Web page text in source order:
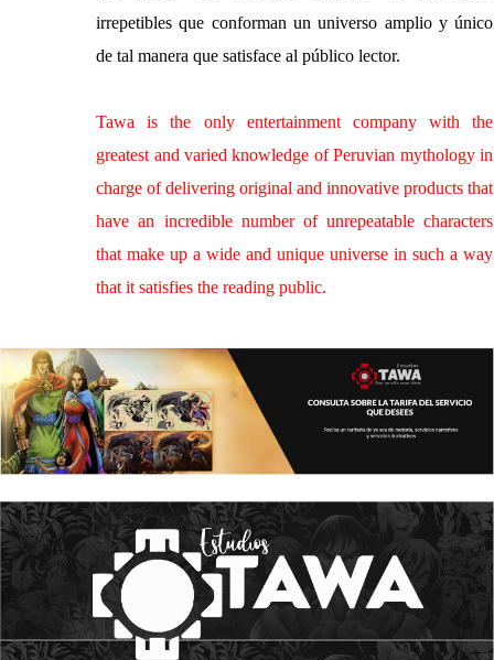
irrepetibles que conforman un universo amplio y único
de tal manera que satisface al público lector.
Tawa is the only entertainment company with the
greatest and varied knowledge of Peruvian mythology in
charge of delivering original and innovative products that
have an incredible number of unrepeatable characters
that make up a wide and unique universe in such a way
that it satisfies the reading public.